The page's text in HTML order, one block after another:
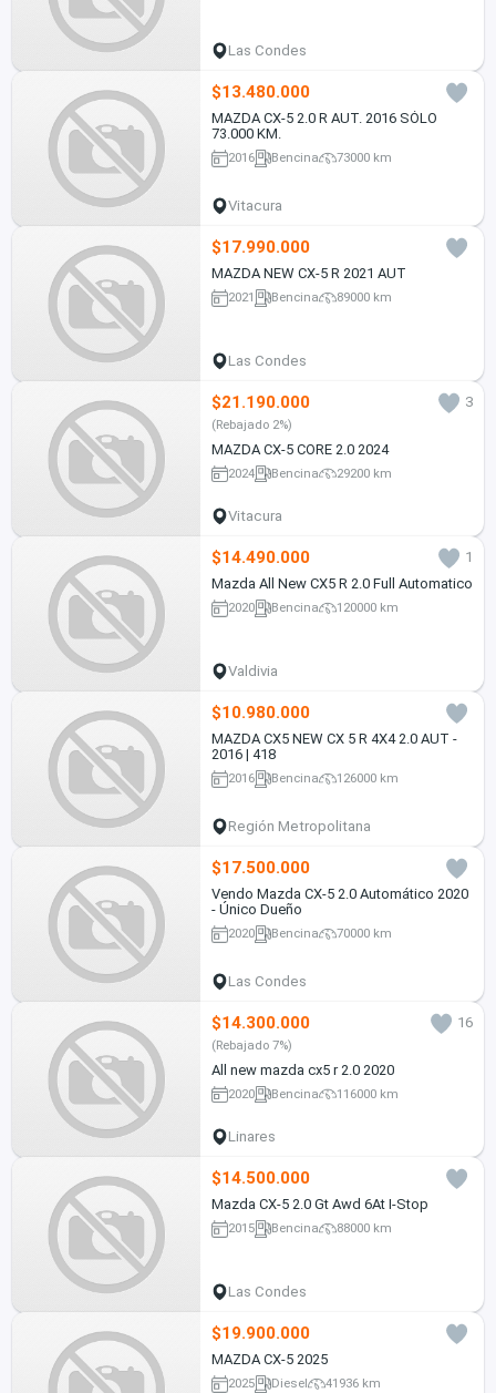
Las Condes
$13.480.000
MAZDA CX-5 2.0 R AUT. 2016 SÓLO
73.000 KM.
2016 Bencina 73000 km
Vitacura
$17.990.000
MAZDA NEW CX-5 R 2021 AUT
2021 Bencina 89000 km
Las Condes
$21.190.000 3
(Rebajado 2%)
MAZDA CX-5 CORE 2.0 2024
2024 Bencina 29200 km
Vitacura
$14.490.000
1
Mazda All New CX5 R 2.0 Full Automatico
2020 Bencina 120000 km
Valdivia
$10.980.000
MAZDA CX5 NEW CX 5 R 4X4 2.0 AUT -
2016 | 418
2016 Bencina 126000 km
Región Metropolitana
$17.500.000
Vendo Mazda CX-5 2.0 Automático 2020
- Único Dueño
2020 Bencina 70000 km
Las Condes
$14.300.000 16
(Rebajado 7%)
All new mazda cx5 r 2.0 2020
2020 Bencina 116000 km
Linares
$14.500.000
Mazda CX-5 2.0 Gt Awd 6At I-Stop
2015 Bencina 88000 km
Las Condes
$19.900.000
MAZDA CX-5 2025
2025 Diesel 41936 km